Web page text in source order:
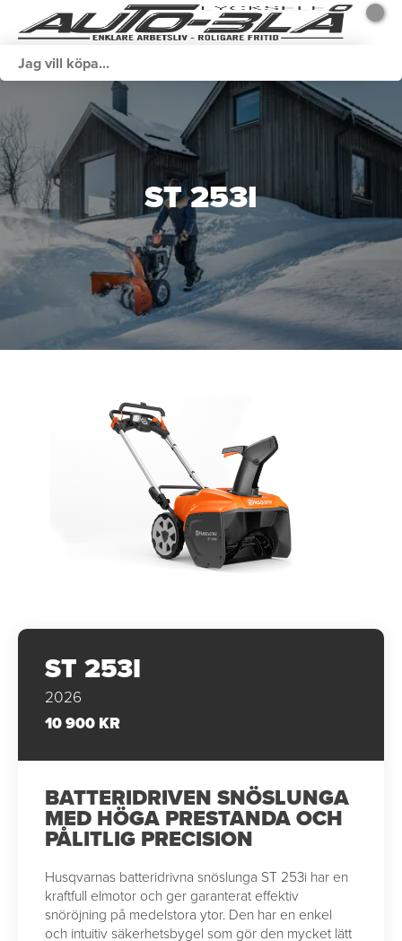
ST 253I
ST 253I
2026
10 900 KR
BATTERIDRIVEN SNÖSLUNGA
MED HÖGA PRESTANDA OCH
PÅLITLIG PRECISION
Husqvarnas batteridrivna snöslunga ST 253i har en
kraftfull elmotor och ger garanterat effektiv
snöröjning på medelstora ytor. Den har en enkel
och intuitiv säkerhetsbygel som gör den mycket lätt